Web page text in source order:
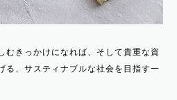
むきっかけになれば、そして貴重な資
る、サスティナブルな社会を目指す一